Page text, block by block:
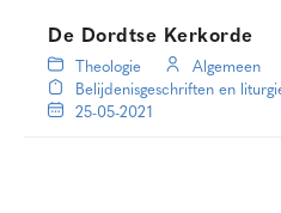
De Dordtse Kerkorde
Theologie
Algemeen
Belijdenisgeschriften en
25-05-2021